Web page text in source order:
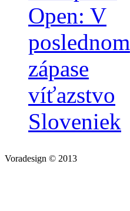
Open: V
poslednom
zápase
víťazstvo
Sloveniek
Voradesign © 2013